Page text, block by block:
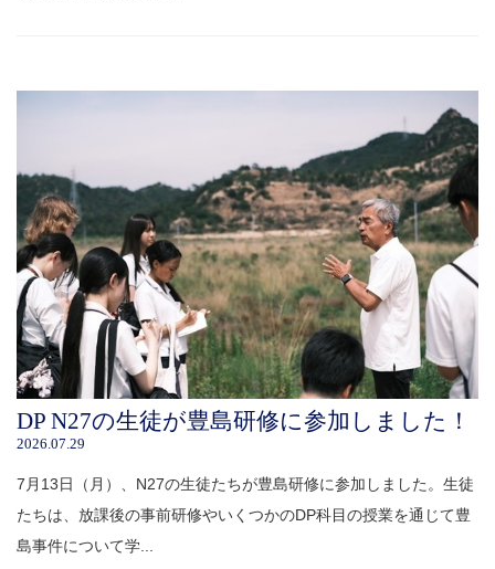
DP N27の生徒が豊島研修に参加しました！
2026.07.29
7月13日（月）、N27の生徒たちが豊島研修に参加しました。生徒
たちは、放課後の事前研修やいくつかのDP科目の授業を通じて豊
島事件について学...